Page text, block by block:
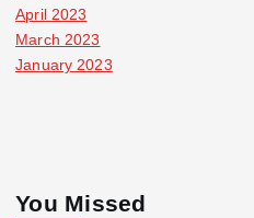
April 2023
March 2023
January 2023
You Missed